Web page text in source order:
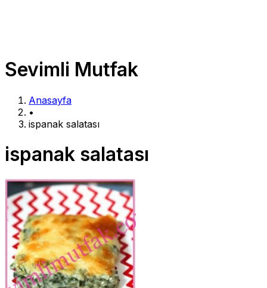
Sevimli Mutfak
Anasayfa
•
ispanak salatası
ispanak salatası